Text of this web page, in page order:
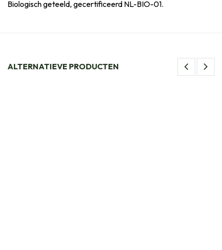
Biologisch geteeld, gecertificeerd NL-BIO-01.
ALTERNATIEVE PRODUCTEN